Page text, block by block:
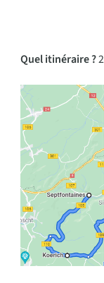
Quel itinéraire ?